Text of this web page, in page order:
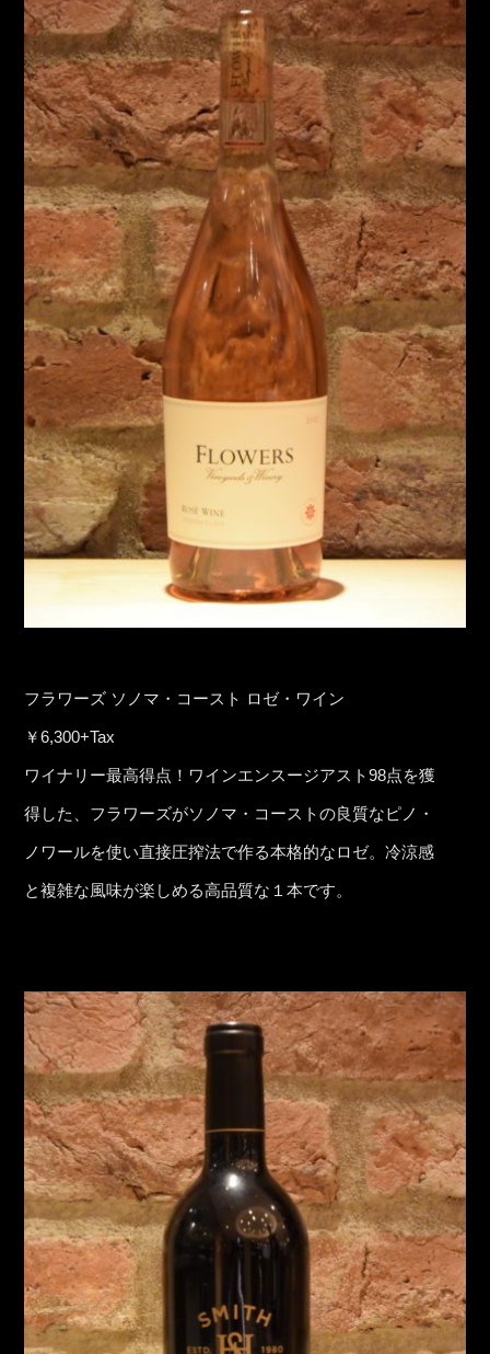
フラワーズ ソノマ・コースト ロゼ・ワイン
￥6,300+Tax
ワイナリー最高得点！ワインエンスージアスト98点を獲
得した、フラワーズがソノマ・コーストの良質なピノ・
ノワールを使い直接圧搾法で作る本格的なロゼ。冷涼感
と複雑な風味が楽しめる高品質な１本です。